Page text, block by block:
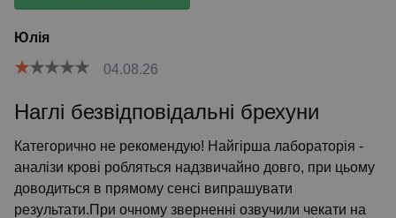
Юлія
04.08.26
Наглі безвідповідальні брехуни
Категорично не рекомендую! Найгірша лабораторія -
аналізи крові робляться надзвичайно довго, при цьому
доводиться в прямому сенсі випрашувати
результати.При очному зверненні озвучили чекати на